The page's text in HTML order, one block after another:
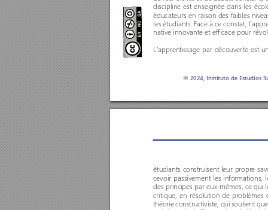
discipline est enseignée dans les
éducateurs en raison des faibles
les étudiants. Face à ce constat,
native innovante et efficace pour
L'apprentissage par découverte est
© 2024, Instituto de Estudios
étudiants construisent leur propre
cevoir passivement les informations,
des principes par eux-mêmes, ce qui
critique, en résolution de problèmes
théorie constructiviste, qui soutient